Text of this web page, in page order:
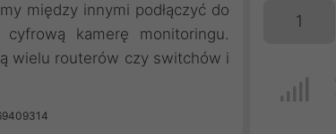
między innymi podłączyć do
kamerę monitoringu.
wielu routerów czy switchów i